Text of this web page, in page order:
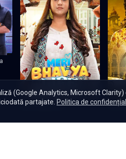
(Google Analytics, Microsoft
partajate. Politica de
Meri Bhavya Life Ek